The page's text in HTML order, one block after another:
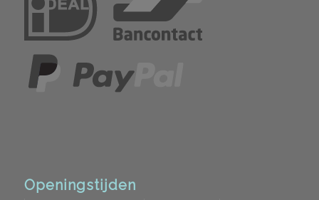
Openingstijden